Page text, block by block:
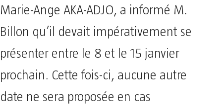
Marie-Ange AKA-ADJO, a informé M.
Billon qu’il devait impérativement se
présenter entre le 8 et le 15 janvier
prochain. Cette fois-ci, aucune autre
date ne sera proposée en cas